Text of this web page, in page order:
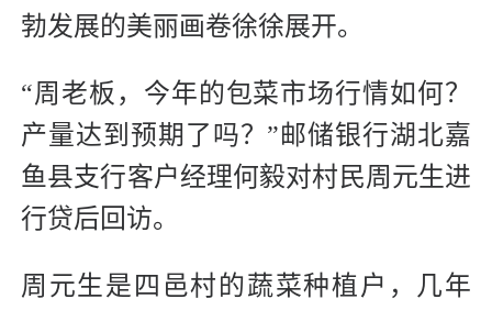
勃发展的美丽画卷徐徐展开。
“周老板，今年的包菜市场行情如何？
产量达到预期了吗？”邮储银行湖北嘉
鱼县支行客户经理何毅对村民周元生进
行贷后回访。
周元生是四邑村的蔬菜种植户，几年